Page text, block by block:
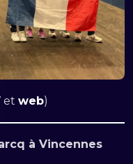
et web)
à Vincennes